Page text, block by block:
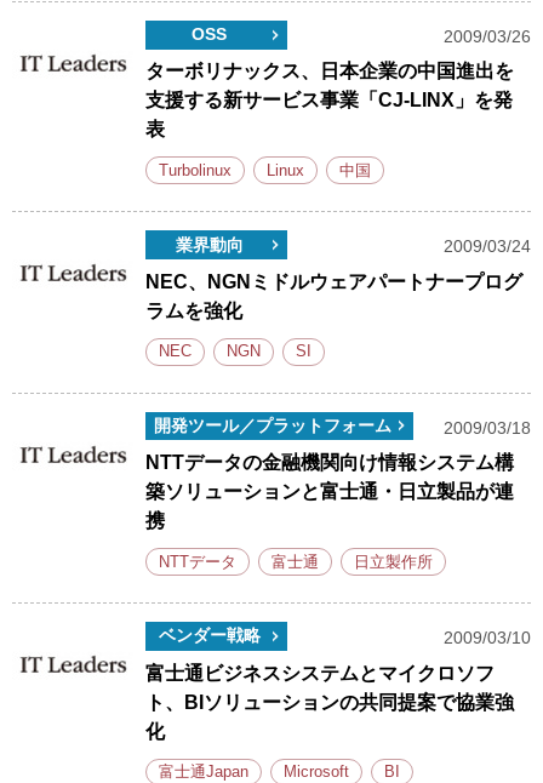
OSS 2009/03/26
ターボリナックス、日本企業の中国進出を
支援する新サービス事業「CJ-LINX」を発
表
Turbolinux Linux 中国
業界動向 2009/03/24
NEC、NGNミドルウェアパートナープログ
ラムを強化
NEC NGN SI
開発ツール／プラットフォーム 2009/03/18
NTTデータの金融機関向け情報システム構
築ソリューションと富士通・日立製品が連
携
NTTデータ 富士通 日立製作所
ベンダー戦略 2009/03/10
富士通ビジネスシステムとマイクロソフ
ト、BIソリューションの共同提案で協業強
化
富士通Japan Microsoft BI